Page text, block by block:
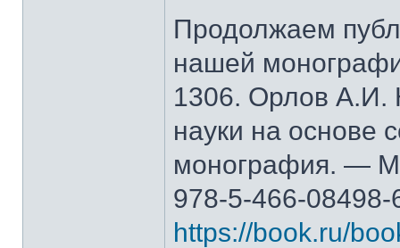
Продолжаем
нашей
1306. Орлов А.И.
науки на основе
монография. —
978-5-466-
https://book.ru/